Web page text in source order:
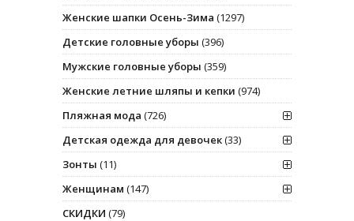
Женские шапки Осень-Зима (1297)
Детские головные уборы (396)
Мужские головные уборы (359)
Женские летние шляпы и кепки (974)
Пляжная мода (726)
Детская одежда для девочек(33)
Зонты (11)
Женщинам (147)
СКИДКИ (79)